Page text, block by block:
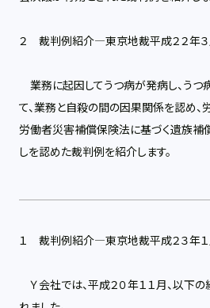
２ 裁判例紹介―東京地裁平成２２年３
業務に起因してうつ病が発病し、うつ
て、業務と自殺の間の因果関係を認め
労働者災害補償保険法に基づく遺族補
しを認めた裁判例を紹介します。
１ 裁判例紹介―東京地裁平成２３年
Ｙ会社では、平成２０年１１月、以下